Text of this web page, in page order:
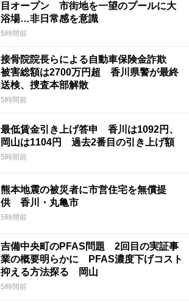
目オープン 市街地を一望のプールに大
浴場…非日常感を意識
5時間前
接骨院院長らによる自動車保険金詐欺
被害総額は2700万円超 香川県警が最終
送検、捜査本部解散
5時間前
最低賃金引き上げ答申 香川は1092円、
岡山は1104円 過去2番目の引き上げ額
5時間前
熊本地震の被災者に市営住宅を無償提
供 香川・丸亀市
5時間前
吉備中央町のPFAS問題 2回目の実証事
業の概要明らかに PFAS濃度下げコスト
抑える方法探る 岡山
5時間前